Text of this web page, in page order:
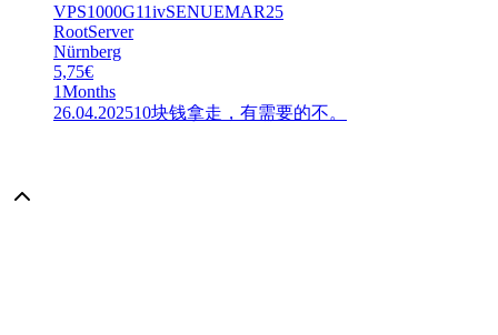
VPS1000G11ivSENUEMAR25
RootServer
Nürnberg
5,75€
1Months
26.04.202510块钱拿走，有需要的不。